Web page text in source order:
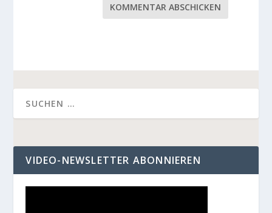
KOMMENTAR ABSCHICKEN
VIDEO-NEWSLETTER ABONNIEREN